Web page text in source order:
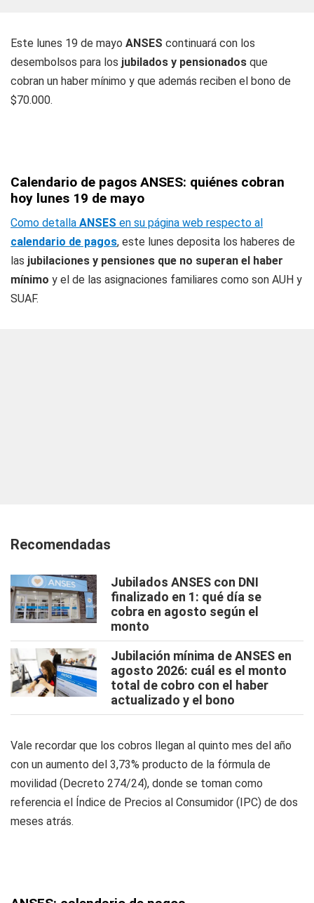
Este lunes 19 de mayo ANSES continuará con los
desembolsos para los jubilados y pensionados que
cobran un haber mínimo y que además reciben el bono de
$70.000.
Calendario de pagos ANSES: quiénes cobran
hoy lunes 19 de mayo
Como detalla ANSES en su página web respecto al
calendario de pagos, este lunes deposita los haberes de
las jubilaciones y pensiones que no superan el haber
mínimo y el de las asignaciones familiares como son AUH y
SUAF.
Recomendadas
Jubilados ANSES con DNI
finalizado en 1: qué día se
cobra en agosto según el
monto
Jubilación mínima de ANSES en
agosto 2026: cuál es el monto
total de cobro con el haber
actualizado y el bono
Vale recordar que los cobros llegan al quinto mes del año
con un aumento del 3,73% producto de la fórmula de
movilidad (Decreto 274/24), donde se toman como
referencia el Índice de Precios al Consumidor (IPC) de dos
meses atrás.